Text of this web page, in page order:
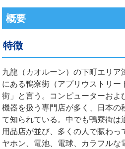
概要
特徴
九龍（カオルーン）の下町エリア
にある鴨寮街（アプリウストリー
街」と言う。コンピューターおよ
機器を扱う専門店が多く、日本の
て知られている。中でも鴨寮街は
用品店が並び、多くの人で賑わっ
ヤホン、電池、電球、カラフルな